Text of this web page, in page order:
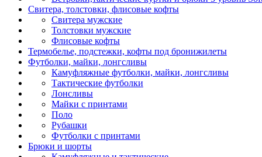
Свитера, толстовки, флисовые кофты
Свитера мужские
Толстовки мужские
Флисовые кофты
Термобелье, подстежки, кофты под бронижилеты
Футболки, майки, лонгсливы
Камуфляжные футболки, майки, лонгсливы
Тактические футболки
Лонсливы
Майки с принтами
Поло
Рубашки
Футболки с принтами
Брюки и шорты